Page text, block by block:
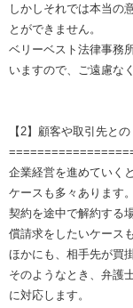
しかしそれでは本当の
とができません。
ベリーベスト法律事務
いますので、ご遠慮な
【2】顧客や取引先と
企業経営を進めていく
ケースも多々あります。
契約を途中で解約する
償請求をしたいケース
ほかにも、相手先が買
そのようなとき、弁護
に対応します。